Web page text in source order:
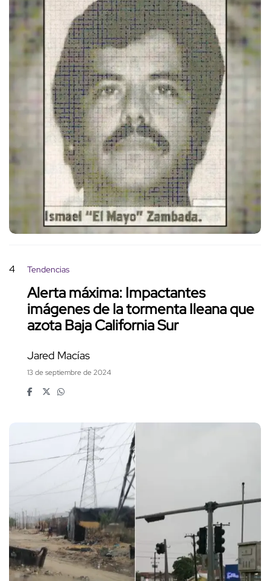
4 Tendencias
Alerta máxima: Impactantes
imágenes de la tormenta Ileana que
azota Baja California Sur
Jared Macías
13 de septiembre de 2024